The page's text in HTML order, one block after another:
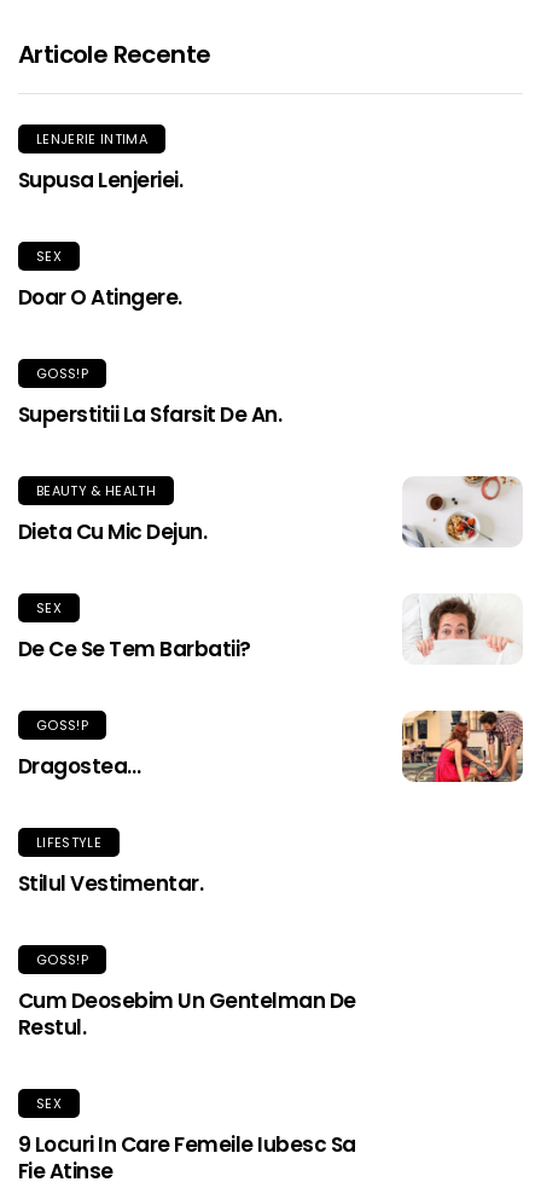
Articole Recente
LENJERIE INTIMA
Supusa Lenjeriei.
SEX
Doar O Atingere.
GOSS!P
Superstitii La Sfarsit De An.
BEAUTY & HEALTH
Dieta Cu Mic Dejun.
SEX
De Ce Se Tem Barbatii?
GOSS!P
Dragostea…
LIFESTYLE
Stilul Vestimentar.
GOSS!P
Cum Deosebim Un Gentelman De
Restul.
SEX
9 Locuri In Care Femeile Iubesc Sa
Fie Atinse